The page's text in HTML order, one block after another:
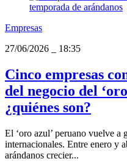
Empresas
27/06/2026
18:35
Cinco empresas
del negocio del
¿quiénes son?
El ‘oro azul’ peruano vuelve a
internacionales. Entre enero y
arándanos crecier...